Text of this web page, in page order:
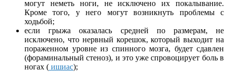
могут неметь ноги, не исключено их покалывание.
Кроме того, у него могут возникнуть проблемы с
ходьбой;
если грыжа оказалась средней по размерам, не
исключено, что нервный корешок, который выходит на
пораженном уровне из спинного мозга, будет сдавлен
(фораминальный стеноз), и это уже спровоцирует боль в
ногах ( ишиас);